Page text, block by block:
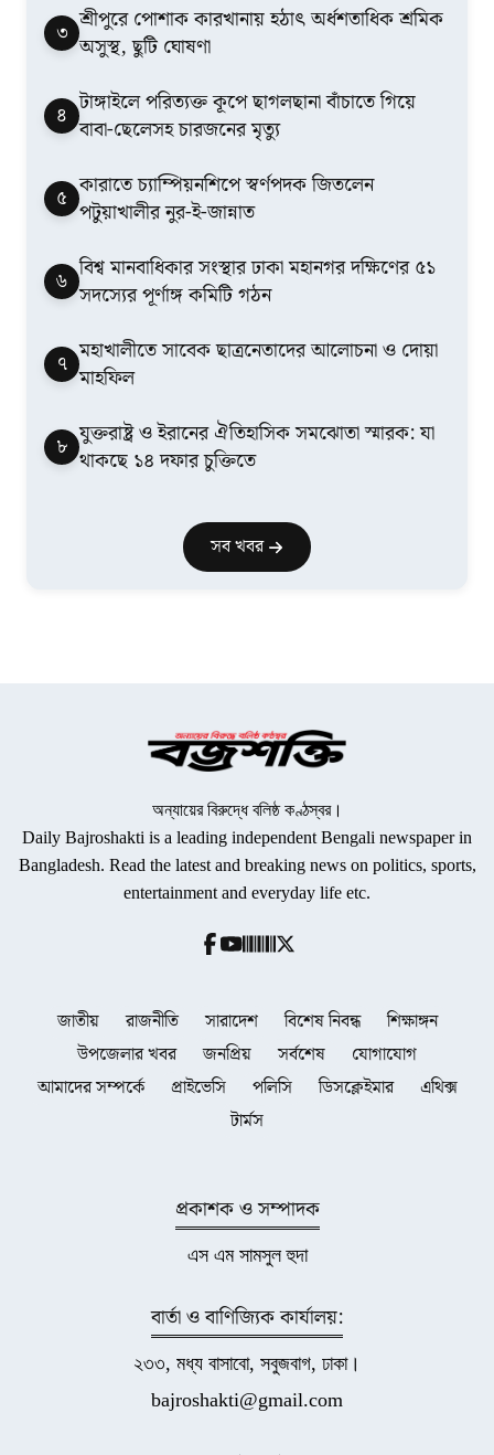
৩ শ্রীপুরে পোশাক কারখানায় হঠাৎ অর্ধশতাধিক শ্রমিক
অসুস্থ, ছুটি ঘোষণা
৪ টাঙ্গাইলে পরিত্যক্ত কূপে ছাগলছানা বাঁচাতে গিয়ে
বাবা-ছেলেসহ চারজনের মৃত্যু
৫ কারাতে চ্যাম্পিয়নশিপে স্বর্ণপদক জিতলেন
পটুয়াখালীর নুর-ই-জান্নাত
৬ বিশ্ব মানবাধিকার সংস্থার ঢাকা মহানগর দক্ষিণের ৫১
সদস্যের পূর্ণাঙ্গ কমিটি গঠন
৭ মহাখালীতে সাবেক ছাত্রনেতাদের আলোচনা ও দোয়া
মাহফিল
৮ যুক্তরাষ্ট্র ও ইরানের ঐতিহাসিক সমঝোতা স্মারক: যা
থাকছে ১৪ দফার চুক্তিতে
সব খবর
অন্যায়ের বিরুদ্ধে বলিষ্ঠ কণ্ঠস্বর।
Daily Bajroshakti is a leading independent Bengali newspaper in
Bangladesh. Read the latest and breaking news on politics, sports,
entertainment and everyday life etc.
জাতীয় রাজনীতি সারাদেশ বিশেষ নিবন্ধ
শিক্ষাঙ্গন
উপজেলার খবর
জনপ্রিয় সর্বশেষ
যোগাযোগ
আমাদের সম্পর্কে
প্রাইভেসি পলিসি ডিসক্লেইমার
এথিক্স
টার্মস
প্রকাশক ও সম্পাদক
এস এম সামসুল হুদা
বার্তা ও বাণিজ্যিক কার্যালয়:
২৩৩, মধ্য বাসাবো, সবুজবাগ, ঢাকা।
bajroshakti@gmail.com